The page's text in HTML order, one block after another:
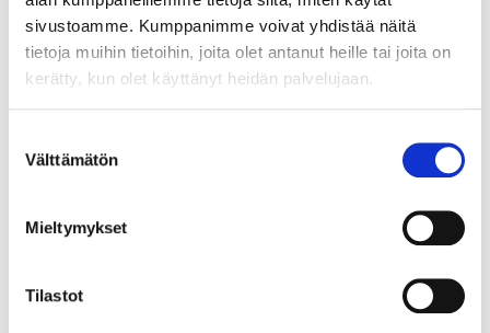
sivustoamme. Kumppanimme voivat yhdistää näitä
tietoja muihin tietoihin, joita olet antanut heille tai joita on
kerätty, kun olet käyttänyt heidän palvelujaan.
valinta
Välttämätön
Mieltymykset
Tilastot